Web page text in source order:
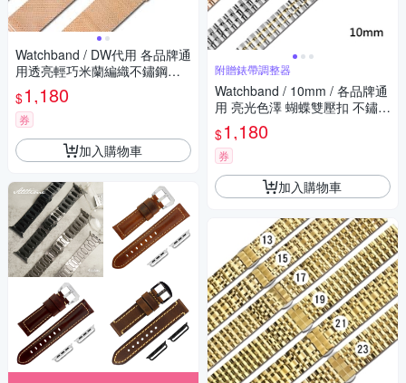
Watchband / DW代用 各品牌通
用透亮輕巧米蘭編織不鏽鋼錶
帶 玫瑰金
$1,180
券
加入購物車
附贈錶帶調整器
Watchband / 10mm / 各品牌通
用 亮光色澤 蝴蝶雙壓扣 不鏽鋼
錶帶
$1,180
券
加入購物車